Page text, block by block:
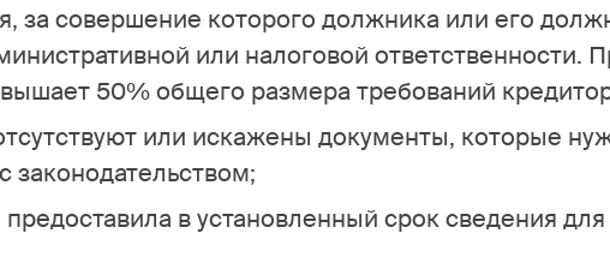
за совершение которого должника или его
или налоговой ответственности.
50% общего размера требований
или искажены документы, которые
законодательством;
в установленный срок сведения